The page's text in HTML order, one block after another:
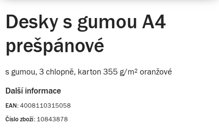
Desky s gumou A4
prešpánové
s gumou, 3 chlopně, karton 355 g/m² oranžové
Další informace
EAN: 4008110315058
Číslo zboží: 10843878